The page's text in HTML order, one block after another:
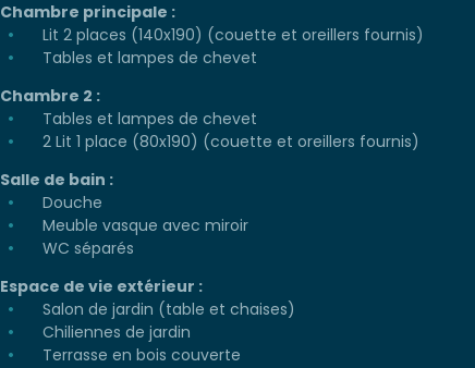
Chambre principale :
Lit 2 places (140x190) (couette et oreillers fournis)
Tables et lampes de chevet
Chambre 2 :
Tables et lampes de chevet
2 Lit 1 place (80x190) (couette et oreillers fournis)
Salle de bain :
Douche
Meuble vasque avec miroir
WC séparés
Espace de vie extérieur :
Salon de jardin (table et chaises)
Chiliennes de jardin
Terrasse en bois couverte